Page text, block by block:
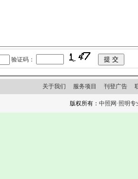
验证码：
关于我们 服务项目 刊登广告
版权所有： 中照网·照明